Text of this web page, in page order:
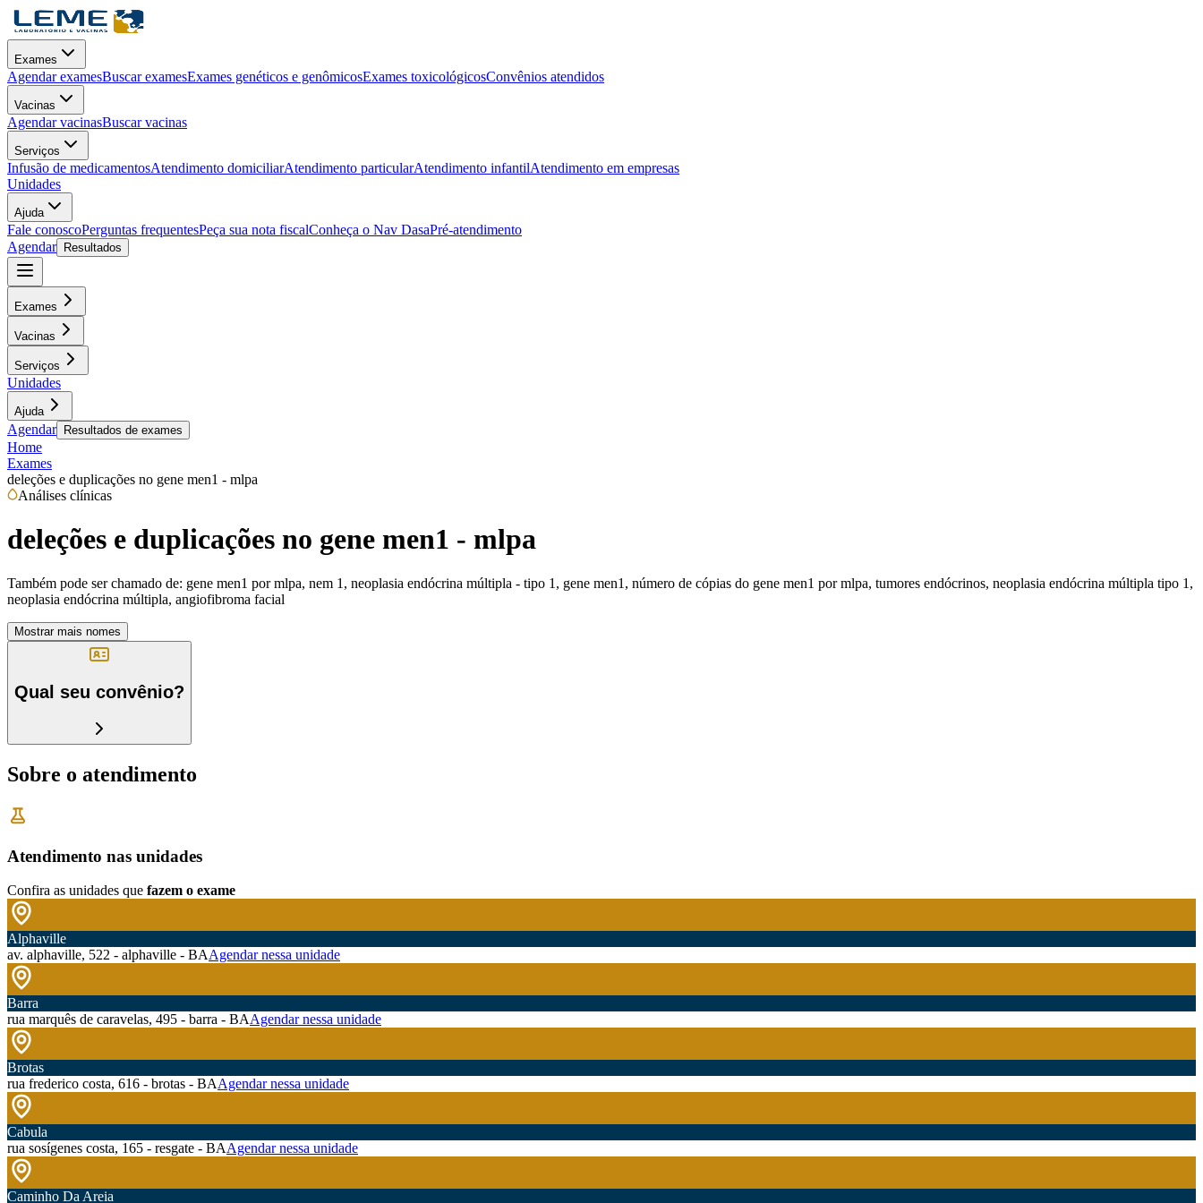
Exames
Agendar examesBuscar examesExames genéticos e genômicosExames toxicológicosConvênios atendidos
Vacinas
Agendar vacinasBuscar vacinas
Serviços
Infusão de medicamentosAtendimento domiciliarAtendimento particularAtendimento infantilAtendimento em empresas
Unidades
Ajuda
Fale conoscoPerguntas frequentesPeça sua nota fiscalConheça o Nav DasaPré-atendimento
Agendar
Resultados
Exames
Vacinas
Serviços
Unidades
Ajuda
Agendar Resultados de exames
Home
Exames
deleções e duplicações no gene men1 - mlpa
Análises clínicas
deleções e duplicações no gene men1 - mlpa
Também pode ser chamado de: gene men1 por mlpa, nem 1, neoplasia endócrina múltipla - tipo 1, gene men1, número de cópias do gene men1 por mlpa, tumores endócrinos, neoplasia endócrina múltipla tipo 1,
neoplasia endócrina múltipla, angiofibroma facial
Mostrar mais nomes
Qual seu convênio?
Sobre o atendimento
Atendimento nas unidades
Confira as unidades que fazem o exame
Alphaville
av. alphaville, 522 - alphaville - BAAgendar nessa unidade
Barra
rua marquês de caravelas, 495 - barra - BAAgendar nessa unidade
Brotas
rua frederico costa, 616 - brotas - BAAgendar nessa unidade
Cabula
rua sosígenes costa, 165 - resgate - BAAgendar nessa unidade
Caminho Da Areia